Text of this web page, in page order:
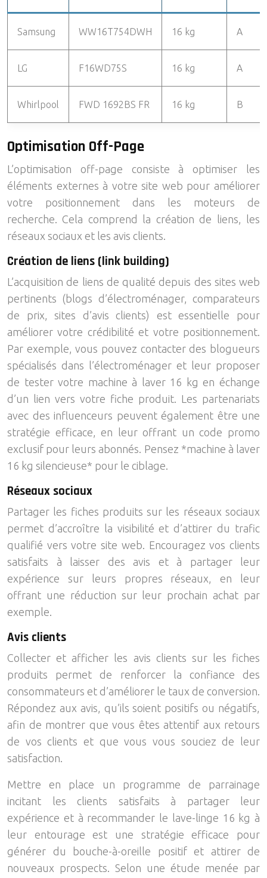
Samsung WW16T754DWH 16 kg A
LG F16WD75S 16 kg A
Whirlpool FWD 1692BS FR 16 kg B
Optimisation Off-Page
L’optimisation off-page consiste à optimiser les
éléments externes à votre site web pour améliorer
votre positionnement dans les moteurs de
recherche. Cela comprend la création de liens, les
réseaux sociaux et les avis clients.
Création de liens (link building)
L’acquisition de liens de qualité depuis des sites web
pertinents (blogs d’électroménager, comparateurs
de prix, sites d’avis clients) est essentielle pour
améliorer votre crédibilité et votre positionnement.
Par exemple, vous pouvez contacter des blogueurs
spécialisés dans l’électroménager et leur proposer
de tester votre machine à laver 16 kg en échange
d’un lien vers votre fiche produit. Les partenariats
avec des influenceurs peuvent également être une
stratégie efficace, en leur offrant un code promo
exclusif pour leurs abonnés. Pensez *machine à laver
16 kg silencieuse* pour le ciblage.
Réseaux sociaux
Partager les fiches produits sur les réseaux sociaux
permet d’accroître la visibilité et d’attirer du trafic
qualifié vers votre site web. Encouragez vos clients
satisfaits à laisser des avis et à partager leur
expérience sur leurs propres réseaux, en leur
offrant une réduction sur leur prochain achat par
exemple.
Avis clients
Collecter et afficher les avis clients sur les fiches
produits permet de renforcer la confiance des
consommateurs et d’améliorer le taux de conversion.
Répondez aux avis, qu’ils soient positifs ou négatifs,
afin de montrer que vous êtes attentif aux retours
de vos clients et que vous vous souciez de leur
satisfaction.
Mettre en place un programme de parrainage
incitant les clients satisfaits à partager leur
expérience et à recommander le lave-linge 16 kg à
leur entourage est une stratégie efficace pour
générer du bouche-à-oreille positif et attirer de
nouveaux prospects. Selon une étude menée par